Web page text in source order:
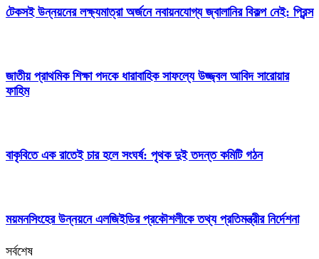
টেকসই উন্নয়নের লক্ষ্যমাত্রা অর্জনে নবায়নযোগ্য জ্বালানির বিকল্প নেই: প্রিন্স
জাতীয় প্রাথমিক শিক্ষা পদকে ধারাবাহিক সাফল্যে উজ্জ্বল আবিদ সারোয়ার
ফাহিম
বাকৃবিতে এক রাতেই চার হলে সংঘর্ষ: পৃথক দুই তদন্ত কমিটি গঠন
ময়মনসিংহের উন্নয়নে এলজিইডির প্রকৌশলীকে তথ্য প্রতিমন্ত্রীর নির্দেশনা
সর্বশেষ